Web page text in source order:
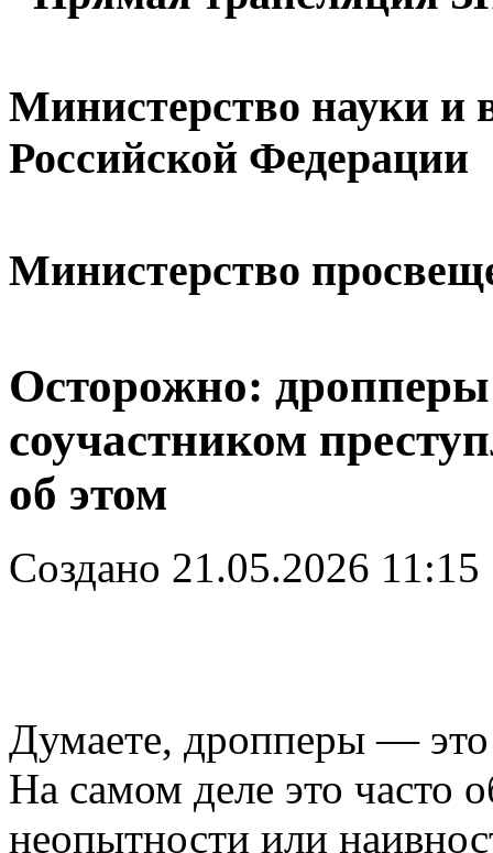
Министерство науки и
Российской Федерации
Министерство
Осторожно:
соучастником
об этом
Создано 21.05.2026 11:15
Думаете, дропперы — это
На самом деле это часто
неопытности или